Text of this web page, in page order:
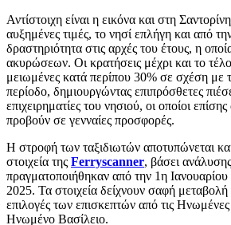
Αντίστοιχη είναι η εικόνα και στη
αυξημένες τιμές, το νησί επλήγη και από
δραστηριότητα στις αρχές του έτους, η
ακυρώσεων. Οι κρατήσεις μέχρι και το
μειωμένες κατά περίπου 30% σε σχέση με
περίοδο, δημιουργώντας επιπρόσθετες
επιχειρηματίες του νησιού, οι οποίοι
προβούν σε γενναίες προσφορές.
Η στροφή των ταξιδιωτών αποτυπώνεται
στοιχεία της Ferryscanner, βάσει
πραγματοποιήθηκαν από την 1η
2025. Τα στοιχεία δείχνουν σαφή μεταβολή
επιλογές των επισκεπτών από τις Ηνωμένες
Ηνωμένο Βασίλειο.